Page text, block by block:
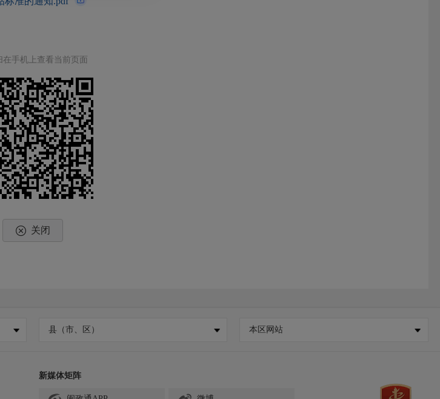
在手机上查看当前页面
关闭
县（市、区） 本区网站
新媒体矩阵